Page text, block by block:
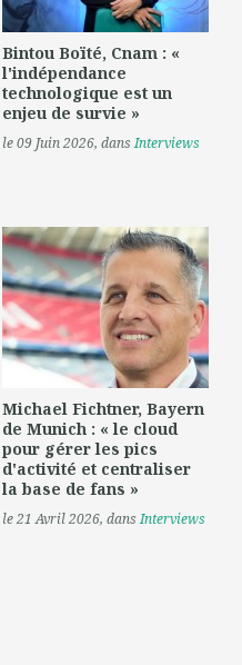
Bintou Boïté, Cnam : «
l'indépendance
technologique est un
enjeu de survie »
le 09 Juin 2026, dansInterviews
Michael Fichtner, Bayern
de Munich : « le cloud
pour gérer les pics
d'activité et centraliser
la base de fans »
le 21 Avril 2026, dansInterviews